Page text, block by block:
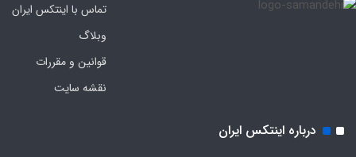
تماس با اینتکس ایران
وبلاگ
قوانین و مقررات
نقشه سایت
درباره اینتکس ایران